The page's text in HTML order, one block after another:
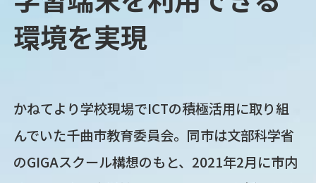
環境を実現
かねてより学校現場でICTの積極活用に取り組
んでいた千曲市教育委員会。同市は文部科学省
のGIGAスクール構想のもと、2021年2月に市内